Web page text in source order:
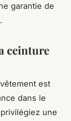
garantie de
ceinture
est
dans le
une